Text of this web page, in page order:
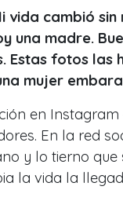
vida cambió
una madre.
Estas fotos las
mujer
en
En la red
y lo tierno
la vida la